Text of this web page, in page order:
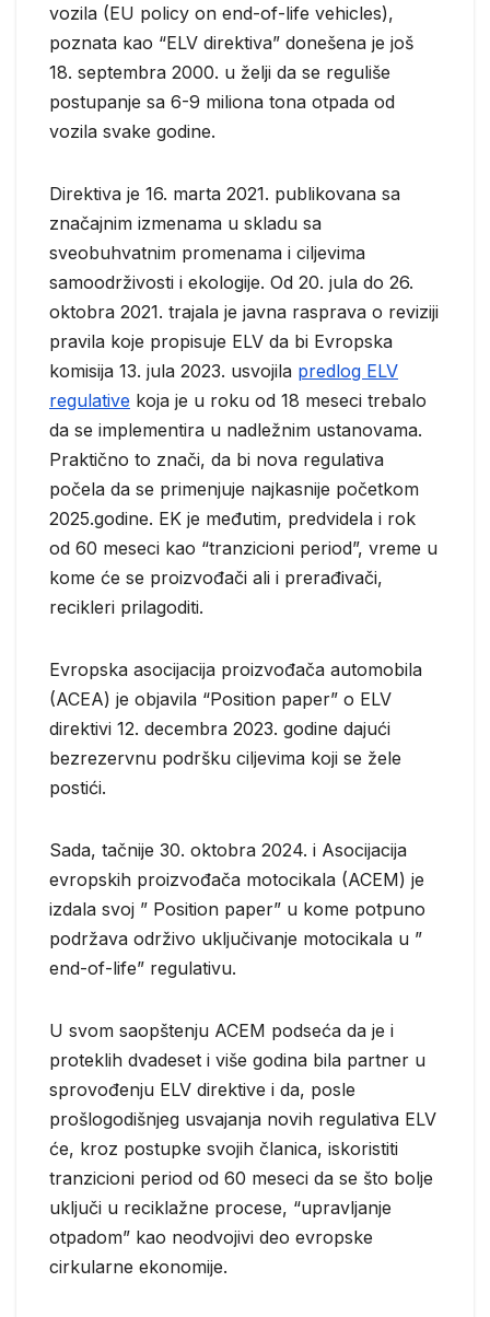
vozila (EU policy on end-of-life vehicles),
poznata kao “ELV direktiva” donešena je još
18. septembra 2000. u želji da se reguliše
postupanje sa 6-9 miliona tona otpada od
vozila svake godine.
Direktiva je 16. marta 2021. publikovana sa
značajnim izmenama u skladu sa
sveobuhvatnim promenama i ciljevima
samoodrživosti i ekologije. Od 20. jula do 26.
oktobra 2021. trajala je javna rasprava o reviziji
pravila koje propisuje ELV da bi Evropska
komisija 13. jula 2023. usvojila predlog ELV
regulative koja je u roku od 18 meseci trebalo
da se implementira u nadležnim ustanovama.
Praktično to znači, da bi nova regulativa
počela da se primenjuje najkasnije početkom
2025.godine. EK je međutim, predvidela i rok
od 60 meseci kao “tranzicioni period”, vreme u
kome će se proizvođači ali i prerađivači,
recikleri prilagoditi.
Evropska asocijacija proizvođača automobila
(ACEA) je objavila “Position paper” o ELV
direktivi 12. decembra 2023. godine dajući
bezrezervnu podršku ciljevima koji se žele
postići.
Sada, tačnije 30. oktobra 2024. i Asocijacija
evropskih proizvođača motocikala (ACEM) je
izdala svoj ” Position paper” u kome potpuno
podržava održivo uključivanje motocikala u ”
end-of-life” regulativu.
U svom saopštenju ACEM podseća da je i
proteklih dvadeset i više godina bila partner u
sprovođenju ELV direktive i da, posle
prošlogodišnjeg usvajanja novih regulativa ELV
će, kroz postupke svojih članica, iskoristiti
tranzicioni period od 60 meseci da se što bolje
uključi u reciklažne procese, “upravljanje
otpadom” kao neodvojivi deo evropske
cirkularne ekonomije.